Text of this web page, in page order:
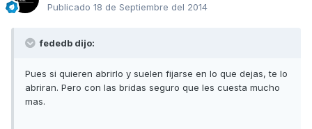
Publicado 18 de Septiembre del 2014
fededb dijo:
Pues si quieren abrirlo y suelen fijarse en lo que dejas, te lo
abriran. Pero con las bridas seguro que les cuesta mucho
mas.